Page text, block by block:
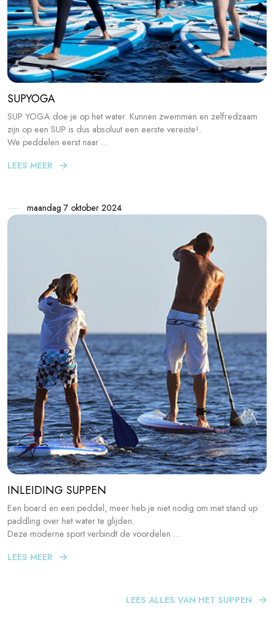
SUPYOGA
SUP YOGA doe je op het water. Kunnen zwemmen en zelfredzaam
zijn op een SUP is dus absoluut een eerste vereiste!.
We peddelen eerst naar ...
LEES MEER
maandag 7 oktober 2024
INLEIDING SUPPEN
Een board en een peddel, meer heb je niet nodig om met stand up
paddling over het water te glijden.
Deze moderne sport verbindt de voordelen ...
LEES MEER
LEES ALLES VAN HET SUPPEN